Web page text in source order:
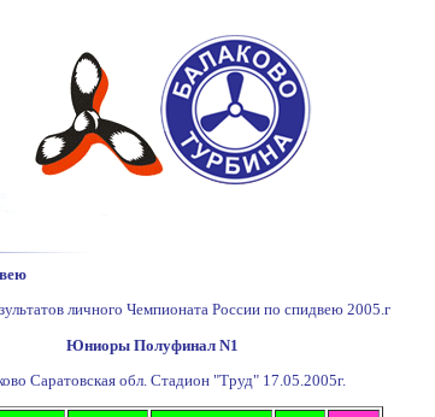
личного Чемпионата России по спидвею 2005.г
Юниоры Полуфинал N1
Саратовская обл. Стадион "Труд" 17.05.2005г.